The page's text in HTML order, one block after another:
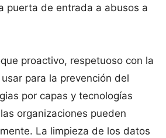
puerta de entrada a abusos a
proactivo, respetuoso con la
para la prevención del
por capas y tecnologías
organizaciones pueden
La limpieza de los datos